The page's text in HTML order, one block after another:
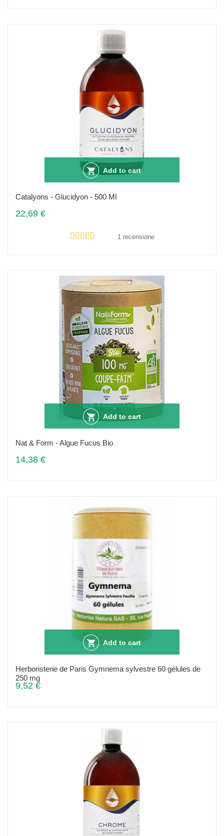
Add to cart
Catalyons - Glucidyon - 500 Ml
22,69 €
1 recensione
Add to cart
Nat & Form - Algue Fucus Bio
14,38 €
Add to cart
Herboristerie de Paris Gymnema sylvestre 60 gélules de
250 mg
9,52 €